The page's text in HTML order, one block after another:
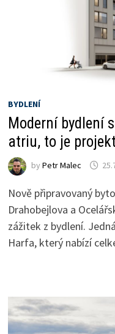
BYDLENÍ
Moderní bydlení
atriu, to je
by Petr Malec
Nově připravovaný
Drahobejlova a
zážitek z bydlení.
Harfa, který nabízí